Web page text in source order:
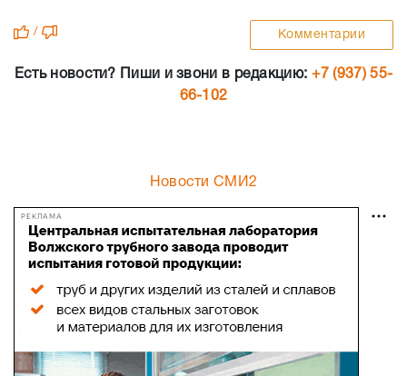
/ Комментарии
Есть новости? Пиши и звони в редакцию: +7 (937) 55-
66-102
Новости СМИ2
РЕКЛАМА